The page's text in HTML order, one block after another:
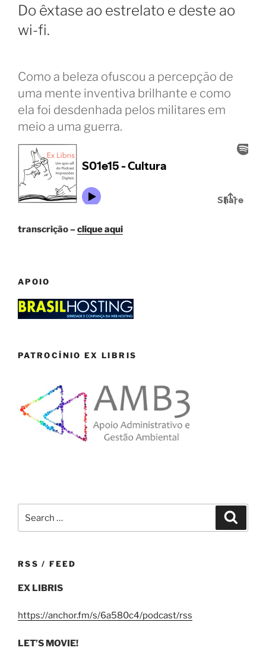
Do êxtase ao estrelato e deste ao
wi-fi.
Como a beleza ofuscou a percepção de
uma mente inventiva brilhante e como
ela foi desdenhada pelos militares em
meio a uma guerra.
transcrição –clique aqui
APOIO
PATROCÍNIO EX LIBRIS
for:
RSS / FEED
EX LIBRIS
https://anchor.fm/s/6a580c4/podcast/rss
LET’S MOVIE!